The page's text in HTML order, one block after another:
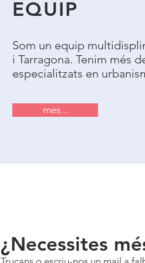
EQUIP
Som un equip
i Tarragona. Tenim més
especialitzats en
mes...
¿Necessites